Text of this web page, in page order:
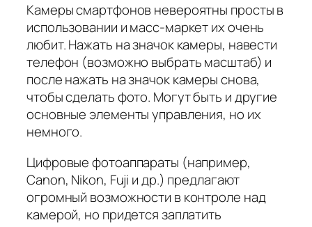
Камеры смартфонов невероятны просты в
использовании и масс-маркет их очень
любит. Нажать на значок камеры, навести
телефон (возможно выбрать масштаб) и
после нажать на значок камеры снова,
чтобы сделать фото. Могут быть и другие
основные элементы управления, но их
немного.
Цифровые фотоаппараты (например,
Canon, Nikon, Fuji и др.) предлагают
огромный возможности в контроле над
камерой, но придется заплатить